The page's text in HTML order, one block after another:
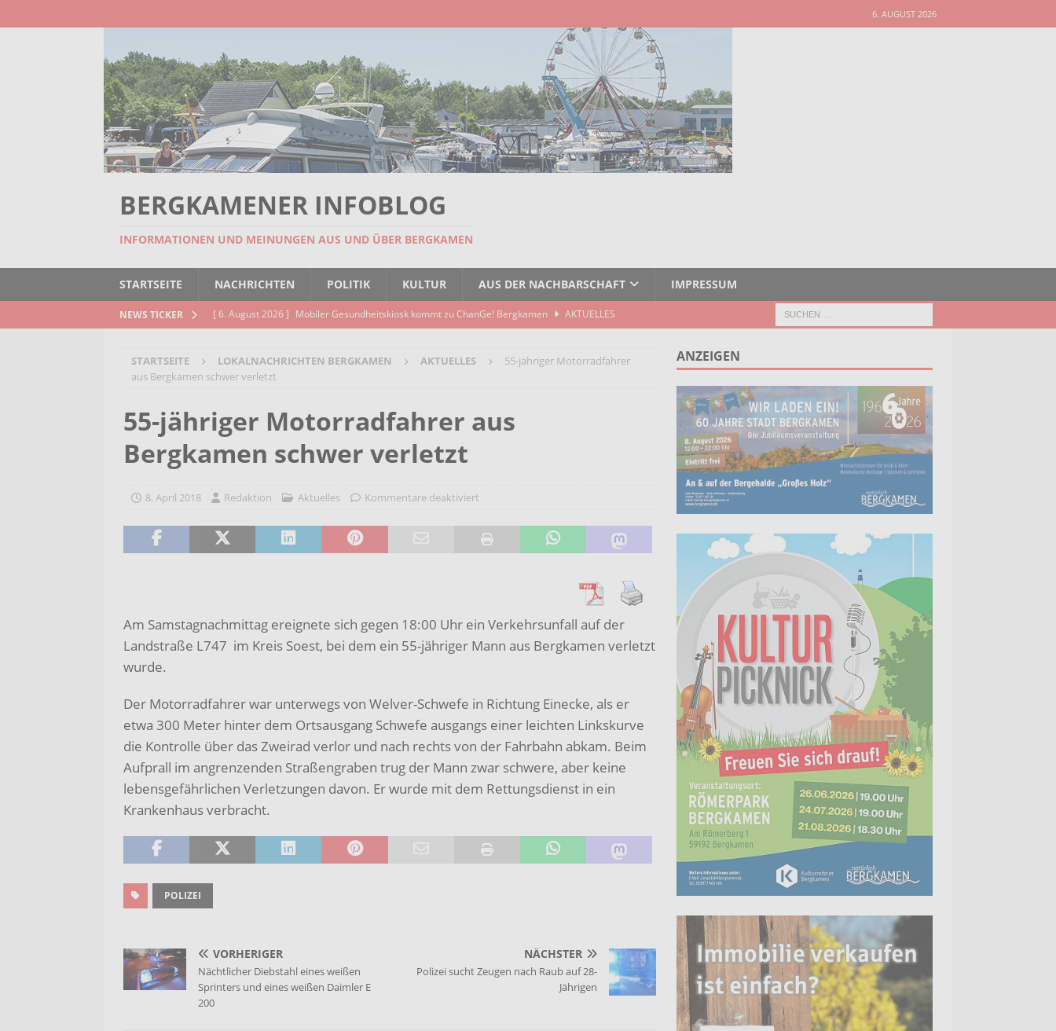
6. AUGUST 2026
BERGKAMENER INFOBLOG
INFORMATIONEN UND MEINUNGEN AUS UND ÜBER BERGKAMEN
STARTSEITE NACHRICHTEN POLITIK KULTUR AUS DER NACHBARSCHAFT IMPRESSUM
NEWS TICKER [ 6. August 2026 ] Mobiler Gesundheitskiosk kommt zu ChanGe! Bergkamen
AKTUELLES
[ 6. August 2026 ] Wenn Worte Funken schlagen: Jochen Malmsheimer eröffnet die Kabarettsaison
[ 6. August 2026 ] Bürgerreise 2026 nach Gennevilliers – Städtepartnerschaft hautnah erleben
AKTUELLES
AKTUELLES
STARTSEITE LOKALNACHRICHTEN BERGKAMEN AKTUELLES
55-jähriger Motorradfahrer
aus Bergkamen schwer verletzt
55-jähriger Motorradfahrer aus
Bergkamen schwer verletzt
8. April 2018 Redaktion Aktuelles Kommentare deaktiviert
Am Samstagnachmittag ereignete sich gegen 18:00 Uhr ein Verkehrsunfall auf der
Landstraße L747 im Kreis Soest, bei dem ein 55-jähriger Mann aus Bergkamen verletzt
wurde.
Der Motorradfahrer war unterwegs von Welver-Schwefe in Richtung Einecke, als er
etwa 300 Meter hinter dem Ortsausgang Schwefe ausgangs einer leichten Linkskurve
die Kontrolle über das Zweirad verlor und nach rechts von der Fahrbahn abkam. Beim
Aufprall im angrenzenden Straßengraben trug der Mann zwar schwere, aber keine
lebensgefährlichen Verletzungen davon. Er wurde mit dem Rettungsdienst in ein
Krankenhaus verbracht.
POLIZEI
VORHERIGER
Nächtlicher Diebstahl eines weißen
Sprinters und eines weißen Daimler E
200
NÄCHSTER
Polizei sucht Zeugen nach Raub auf 28-
Jährigen
ANZEIGEN